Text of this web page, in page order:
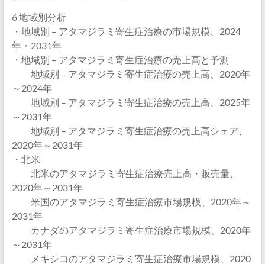
6 地域別分析
・地域別 – アタマジラミ寄生症治療の市場規模、2024
年・2031年
・地域別 – アタマジラミ寄生症治療の売上高と予測
地域別 – アタマジラミ寄生症治療の売上高、2020年
～2024年
地域別 – アタマジラミ寄生症治療の売上高、2025年
～2031年
地域別 – アタマジラミ寄生症治療の売上高シェア、
2020年～2031年
・北米
北米のアタマジラミ寄生症治療売上高・販売量、
2020年～2031年
米国のアタマジラミ寄生症治療市場規模、2020年～
2031年
カナダのアタマジラミ寄生症治療市場規模、2020年
～2031年
メキシコのアタマジラミ寄生症治療市場規模、2020